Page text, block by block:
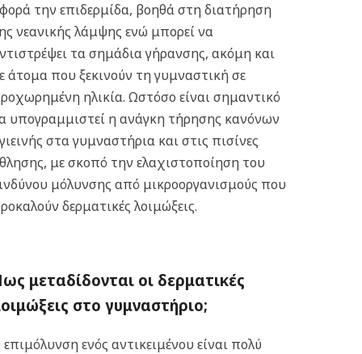
την επιδερμίδα, βοηθά στη διατήρηση
νεανικής λάμψης ενώ μπορεί να
τα σημάδια γήρανσης, ακόμη και
άτομα που ξεκινούν τη γυμναστική σε
ηλικία.Ωστόσο είναι σημαντικό
υπογραμμιστεί η ανάγκη τήρησης κανόνων
στα γυμναστήρια και στις πισίνες
με σκοπό την ελαχιστοποίηση του
μόλυνσης από μικροοργανισμούς που
δερματικές λοιμώξεις.
μεταδίδονται οι δερματικές
στο γυμναστήριο;
ενός αντικειμένου είναι πολύ